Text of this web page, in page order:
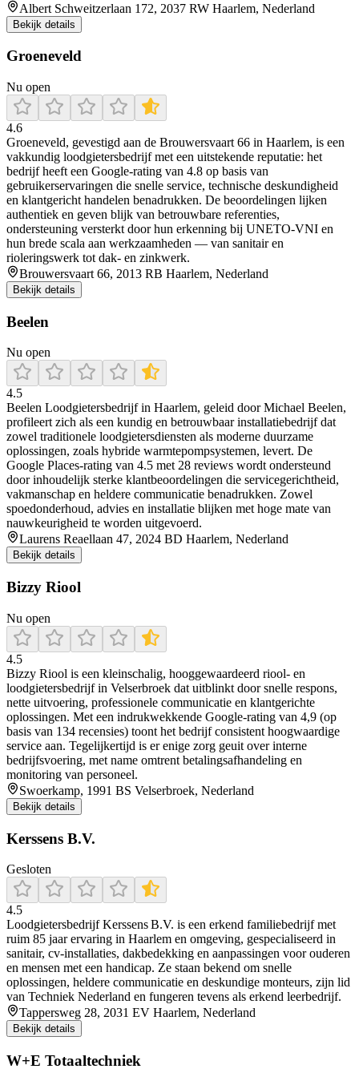
Albert Schweitzerlaan 172, 2037 RW Haarlem, Nederland
Bekijk details
Groeneveld
Nu open
4.6
Groeneveld, gevestigd aan de Brouwersvaart 66 in Haarlem, is een
vakkundig loodgietersbedrijf met een uitstekende reputatie: het
bedrijf heeft een Google-rating van 4.8 op basis van
gebruikerservaringen die snelle service, technische deskundigheid
en klantgericht handelen benadrukken. De beoordelingen lijken
authentiek en geven blijk van betrouwbare referenties,
ondersteuning versterkt door hun erkenning bij UNETO‑VNI en
hun brede scala aan werkzaamheden — van sanitair en
rioleringswerk tot dak- en zinkwerk.
Brouwersvaart 66, 2013 RB Haarlem, Nederland
Bekijk details
Beelen
Nu open
4.5
Beelen Loodgietersbedrijf in Haarlem, geleid door Michael Beelen,
profileert zich als een kundig en betrouwbaar installatiebedrijf dat
zowel traditionele loodgietersdiensten als moderne duurzame
oplossingen, zoals hybride warmtepompsystemen, levert. De
Google Places-rating van 4.5 met 28 reviews wordt ondersteund
door inhoudelijk sterke klantbeoordelingen die servicegerichtheid,
vakmanschap en heldere communicatie benadrukken. Zowel
spoedonderhoud, advies en installatie blijken met hoge mate van
nauwkeurigheid te worden uitgevoerd.
Laurens Reaellaan 47, 2024 BD Haarlem, Nederland
Bekijk details
Bizzy Riool
Nu open
4.5
Bizzy Riool is een kleinschalig, hooggewaardeerd riool- en
loodgietersbedrijf in Velserbroek dat uitblinkt door snelle respons,
nette uitvoering, professionele communicatie en klantgerichte
oplossingen. Met een indrukwekkende Google-rating van 4,9 (op
basis van 134 recensies) toont het bedrijf consistent hoogwaardige
service aan. Tegelijkertijd is er enige zorg geuit over interne
bedrijfsvoering, met name omtrent betalingsafhandeling en
monitoring van personeel.
Swoerkamp, 1991 BS Velserbroek, Nederland
Bekijk details
Kerssens B.V.
Gesloten
4.5
Loodgietersbedrijf Kerssens B.V. is een erkend familiebedrijf met
ruim 85 jaar ervaring in Haarlem en omgeving, gespecialiseerd in
sanitair, cv‑installaties, dakbedekking en aanpassingen voor ouderen
en mensen met een handicap. Ze staan bekend om snelle
oplossingen, heldere communicatie en deskundige monteurs, zijn lid
van Techniek Nederland en fungeren tevens als erkend leerbedrijf.
Tappersweg 28, 2031 EV Haarlem, Nederland
Bekijk details
W+E Totaaltechniek